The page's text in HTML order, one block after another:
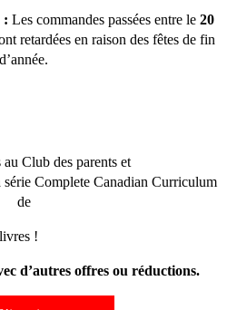
: Les commandes passées entre le 20
retardées en raison des fêtes de fin
d’année.
Club des parents et
Complete Canadian Curriculum
de
!
d’autres offres ou réductions.